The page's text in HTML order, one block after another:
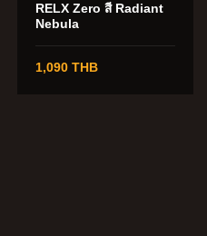
RELX Zero สี Radiant
Nebula
1,090 THB